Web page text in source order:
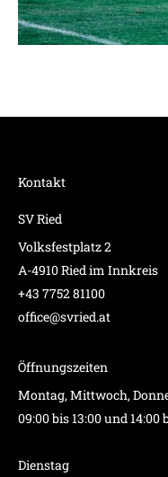
Kontakt
SV Ried
Volksfestplatz 2
A-4910 Ried im Innkreis
+43 7752 81100
office@svried.at
Öffnungszeiten
Montag, Mittwoch,
09:00 bis 13:00 und 14:00
Dienstag